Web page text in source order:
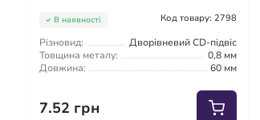
В наявності Код товару: 2798
Різновид:
Дворівневий CD-підвіс
Товщина металу:
0,8 мм
Довжина:
60 мм
7.52 грн